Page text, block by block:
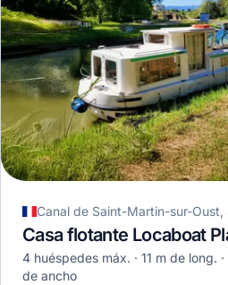
4 huéspedes máx. 11 m de long.
de ancho